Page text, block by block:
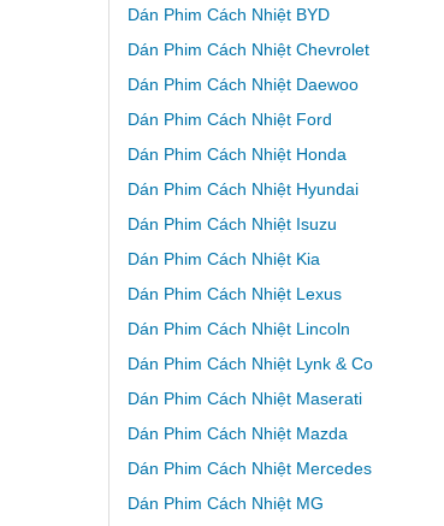
Dán Phim Cách Nhiệt BYD
Dán Phim Cách Nhiệt Chevrolet
Dán Phim Cách Nhiệt Daewoo
Dán Phim Cách Nhiệt Ford
Dán Phim Cách Nhiệt Honda
Dán Phim Cách Nhiệt Hyundai
Dán Phim Cách Nhiệt Isuzu
Dán Phim Cách Nhiệt Kia
Dán Phim Cách Nhiệt Lexus
Dán Phim Cách Nhiệt Lincoln
Dán Phim Cách Nhiệt Lynk & Co
Dán Phim Cách Nhiệt Maserati
Dán Phim Cách Nhiệt Mazda
Dán Phim Cách Nhiệt Mercedes
Dán Phim Cách Nhiệt MG